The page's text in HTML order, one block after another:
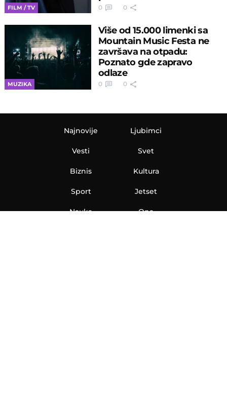
FILM / TV 0 0
MUZIKA
Više od 15.000 limenki sa
Mountain Music Festa ne
završava na otpadu:
Poznato gde zapravo
odlaze
0 0
Najnovije
Vesti
Biznis
Sport
Nauka
Ljubimci
Svet
Kultura
Jetset
Ona